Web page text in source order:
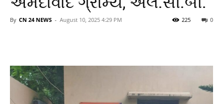
By CN 24 NEWS - August 10, 2025 4:29 PM 0
225